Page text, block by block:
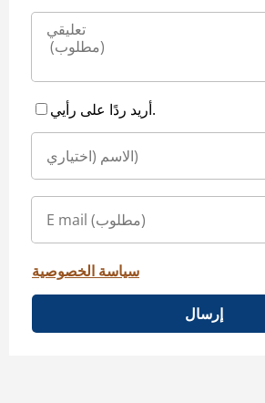
أريد ردًا على رأيي.
سياسة الخصوصية
إرسال